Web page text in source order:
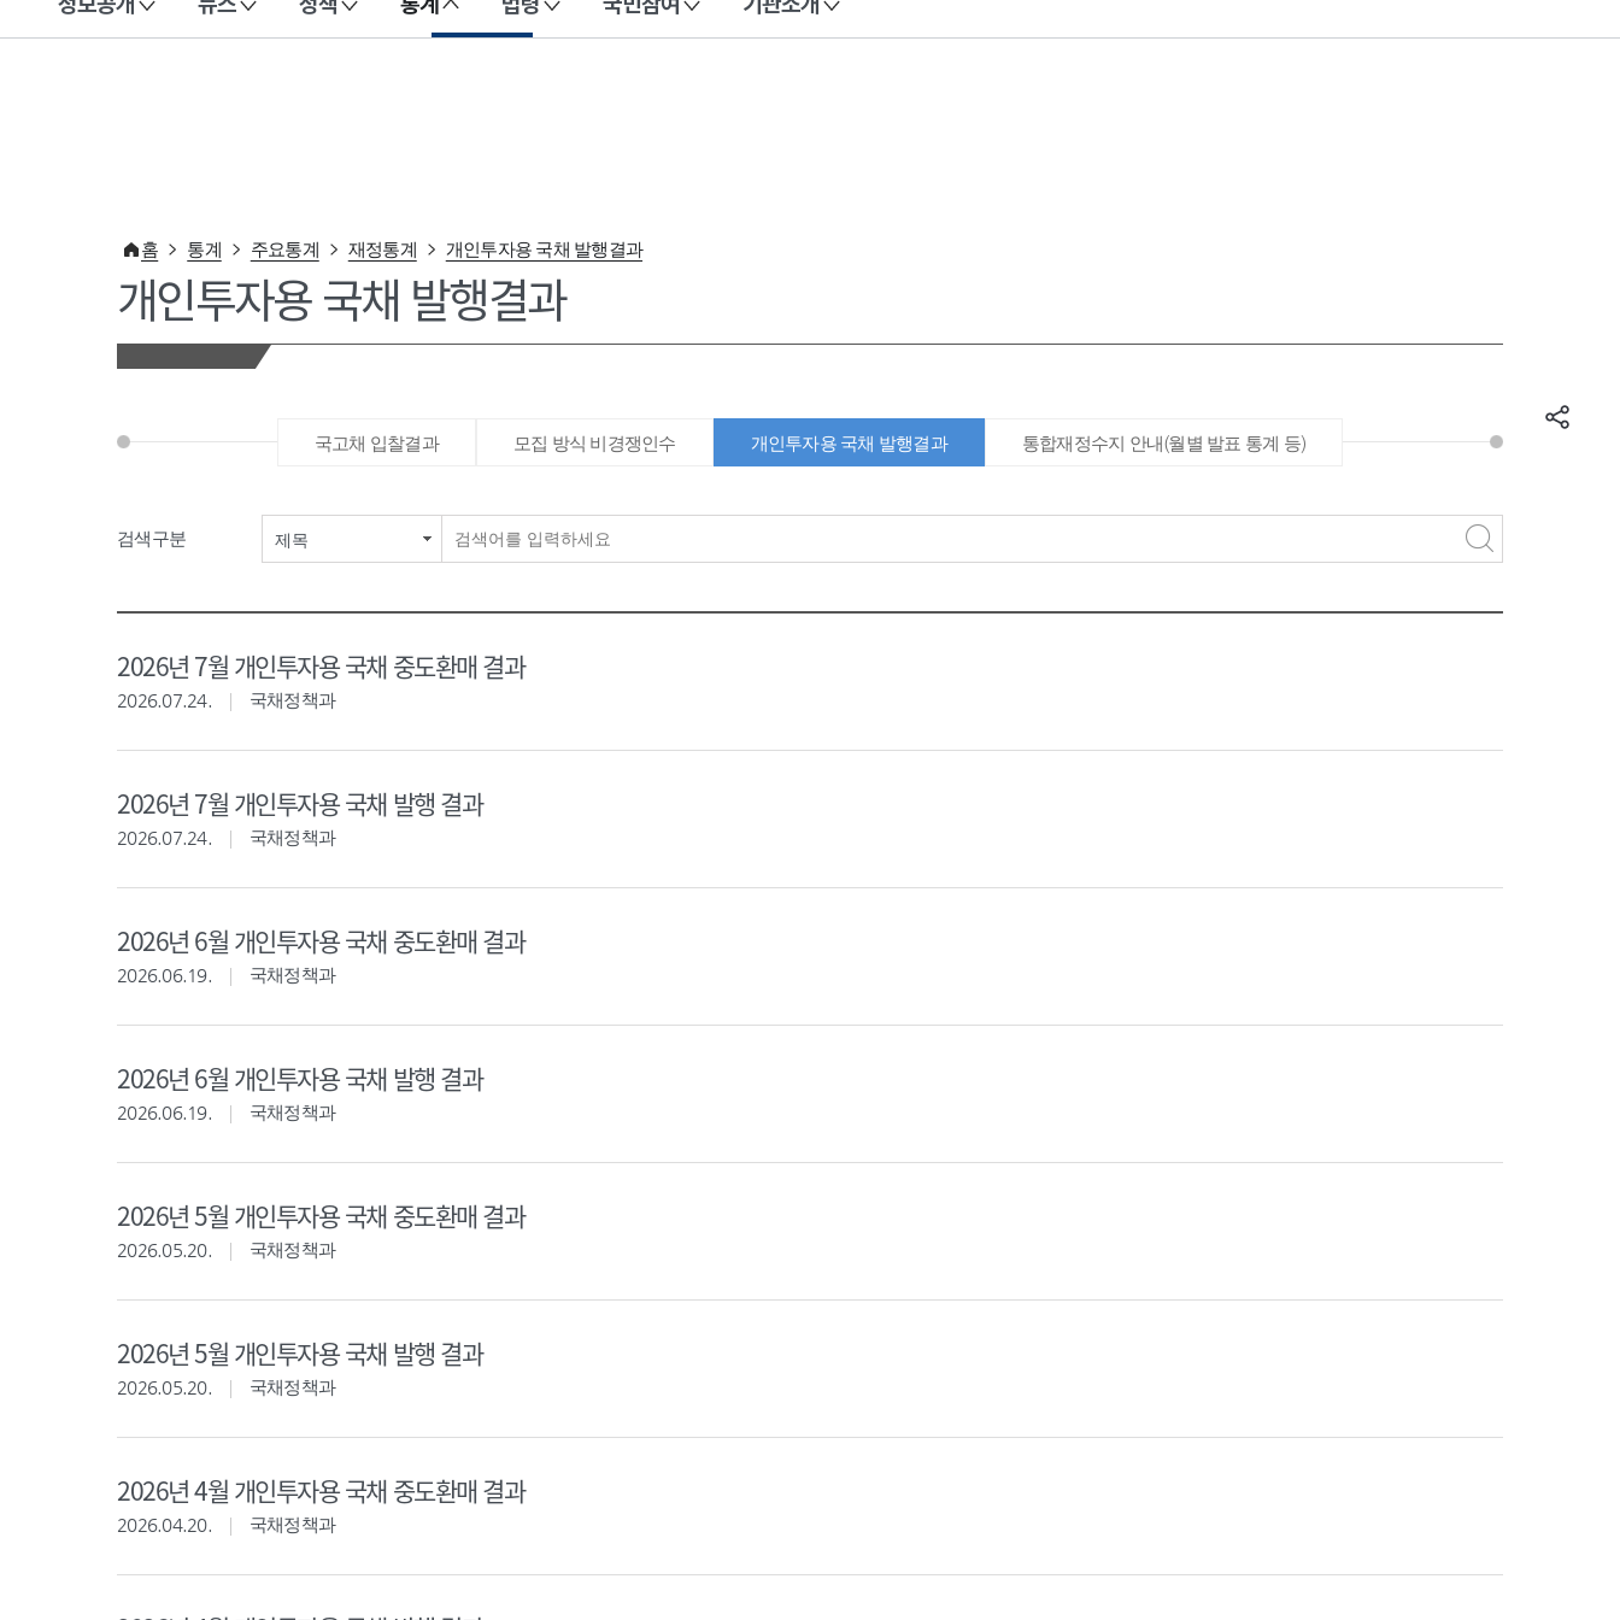
이 누리집은 대한민국 공식 전자정부 누리집입니다.
홈 통계 주요통계 재정통계 개인투자용 국채 발행결과
개인투자용 국채 발행결과
국고채 입찰결과 모집 방식 비경쟁인수 개인투자용 국채 발행결과 통합재정수지 안내(월별 발표 통계 등)
검색구분 제목
2026년 7월 개인투자용 국채 중도환매 결과
2026.07.24. 국채정책과
2026년 7월 개인투자용 국채 발행 결과
2026.07.24. 국채정책과
2026년 6월 개인투자용 국채 중도환매 결과
2026.06.19. 국채정책과
2026년 6월 개인투자용 국채 발행 결과
2026.06.19. 국채정책과
2026년 5월 개인투자용 국채 중도환매 결과
2026.05.20. 국채정책과
2026년 5월 개인투자용 국채 발행 결과
2026.05.20. 국채정책과
2026년 4월 개인투자용 국채 중도환매 결과
2026.04.20. 국채정책과